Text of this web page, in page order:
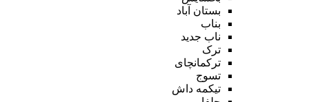
بستان آباد
بناب
ناب جدید
ترک
ترکمانچای
تسوج
تیکمه داش